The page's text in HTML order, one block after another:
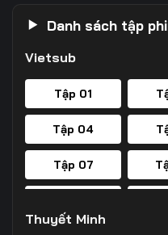
Danh sách tập
Vietsub
Tập 01
Tập 04
Tập 07
Thuyết Minh